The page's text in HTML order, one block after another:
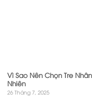
Vì Sao Nên Chọn Tre
Nhiên
26 Tháng 7, 2025